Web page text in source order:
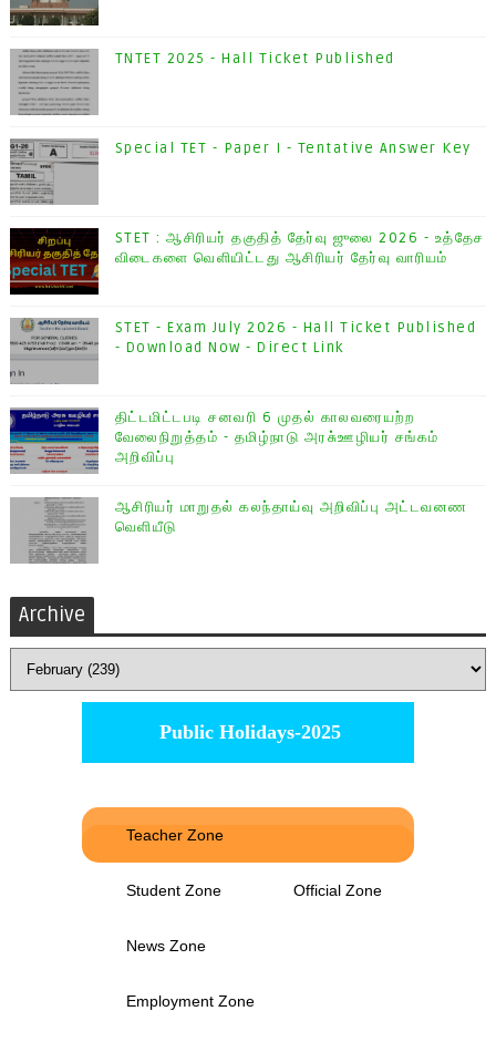
TNTET 2025 - Hall Ticket Published
Special TET - Paper I - Tentative Answer Key
STET : ஆசிரியர் தகுதித் தேர்வு ஜுலை 2026 - உத்தேச
விடைகளை வெளியிட்டது ஆசிரியர் தேர்வு வாரியம்
STET - Exam July 2026 - Hall Ticket Published
- Download Now - Direct Link
திட்டமிட்டபடி சனவரி 6 முதல் காலவரையற்ற
வேலைநிறுத்தம் - தமிழ்நாடு அரசு்ஊழியர் சங்கம்
அறிவிப்பு
ஆசிரியர் மாறுதல் கலந்தாய்வு அறிவிப்பு அட்டவனண
வெளியீடு
Archive
Public Holidays-2025
Teacher Zone
Student Zone Official Zone
News Zone
Employment Zone